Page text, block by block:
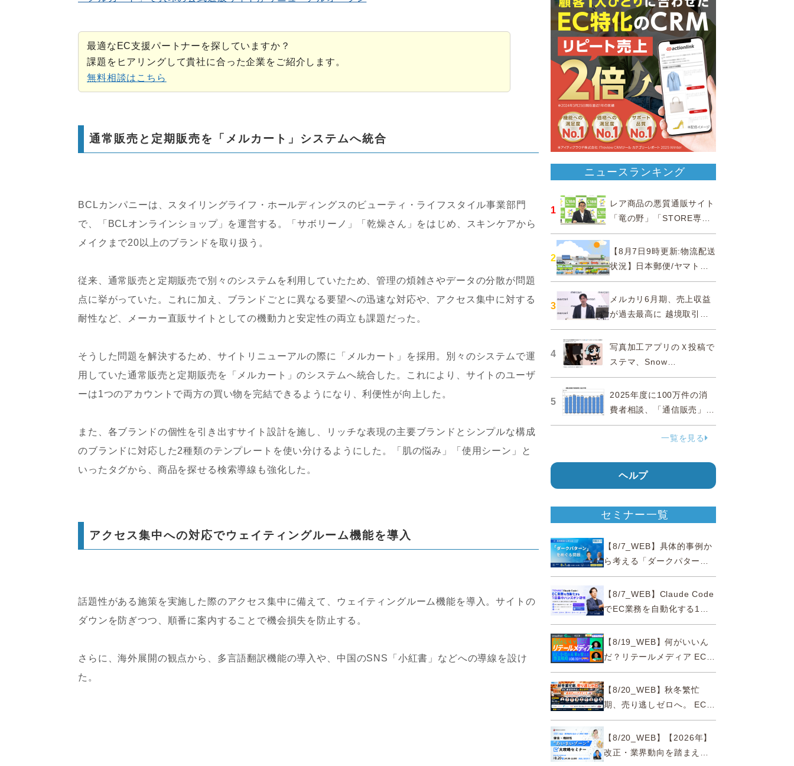
最適なEC支援パートナーを探していますか？
課題をヒアリングして貴社に合った企業をご紹介します。
無料相談はこちら
通常販売と定期販売を「メルカート」システムへ統合
BCLカンパニーは、スタイリングライフ・ホールディングスのビューティ・ライフスタイル事業部門
で、「BCLオンラインショップ」を運営する。「サボリーノ」「乾燥さん」をはじめ、スキンケアから
メイクまで20以上のブランドを取り扱う。
従来、通常販売と定期販売で別々のシステムを利用していたため、管理の煩雑さやデータの分散が問題
点に挙がっていた。これに加え、ブランドごとに異なる要望への迅速な対応や、アクセス集中に対する
耐性など、メーカー直販サイトとしての機動力と安定性の両立も課題だった。
そうした問題を解決するため、サイトリニューアルの際に「メルカート」を採用。別々のシステムで運
用していた通常販売と定期販売を「メルカート」のシステムへ統合した。これにより、サイトのユーザ
ーは1つのアカウントで両方の買い物を完結できるようになり、利便性が向上した。
また、各ブランドの個性を引き出すサイト設計を施し、リッチな表現の主要ブランドとシンプルな構成
のブランドに対応した2種類のテンプレートを使い分けるようにした。「肌の悩み」「使用シーン」と
いったタグから、商品を探せる検索導線も強化した。
アクセス集中への対応でウェイティングルーム機能を導入
話題性がある施策を実施した際のアクセス集中に備えて、ウェイティングルーム機能を導入。サイトの
ダウンを防ぎつつ、順番に案内することで機会損失を防止する。
さらに、海外展開の観点から、多言語翻訳機能の導入や、中国のSNS「小紅書」などへの導線を設け
た。
ニュースランキング
1
レア商品の悪質通販サイト
「竜の野」「STORE専門
ショップ」などに注意…消
費者庁
2
【8月7日9時更新:物流配送
状況】日本郵便/ヤマト運
輸/佐川急便/西濃運輸/福山
通運
3
メルカリ6月期、売上収益
が過去最高に 越境取引が
急成長
4
写真加工アプリのＸ投稿で
ステマ、Snow
Corporationと日本法人に
措置命令
5
2025年度に100万件の消
費者相談、「通信販売」が
38.0％占める…国民生活セ
一覧を見る
ヘルプ
セミナー一覧
【8/7_WEB】具体的事例か
ら考える「ダークパター
ン」をめぐる問題【薬事法
広告研究所×通販通信
ECMO】
【8/7_WEB】Claude Code
でEC業務を自動化する1日
集中ハンズオン研修【10名
限定・東京三田】
【8/19_WEB】何がいいん
だ？リテールメディア EC・
小売の未来を変える事業戦
略【8/20_WEB】秋冬繁忙
期、売り逃しゼロへ。 EC運
営効率化と機会損失を防ぐ
『直前チェックポイント』
【8/20_WEB】【2026年】
改正・業界動向を踏まえて